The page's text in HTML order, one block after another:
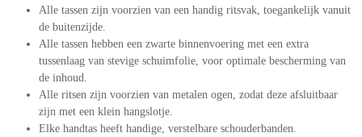
Alle tassen zijn voorzien van een handig ritsvak, toegankelijk vanuit
de buitenzijde.
Alle tassen hebben een zwarte binnenvoering met een extra
tussenlaag van stevige schuimfolie, voor optimale bescherming van
de inhoud.
Alle ritsen zijn voorzien van metalen ogen, zodat deze afsluitbaar
zijn met een klein hangslotje.
Elke handtas heeft handige, verstelbare schouderbanden.